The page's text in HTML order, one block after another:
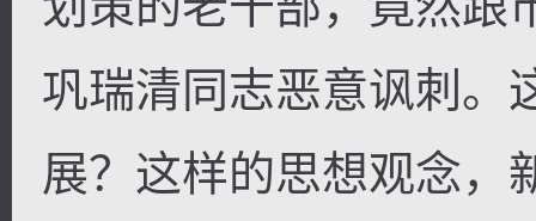
巩瑞清同志恶意讽刺。
展？这样的思想观念，